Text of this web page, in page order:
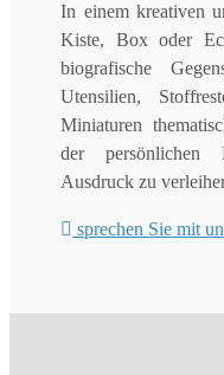
In einem kreativen
Kiste, Box oder
biografische
Utensilien,
Miniaturen
der persönlichen
Ausdruck zu
sprechen Sie mit